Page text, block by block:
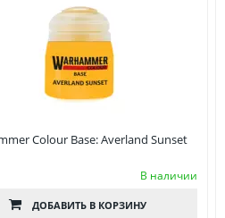
Colour Base: Averland Sunset
В наличии
ДОБАВИТЬ В КОРЗИНУ